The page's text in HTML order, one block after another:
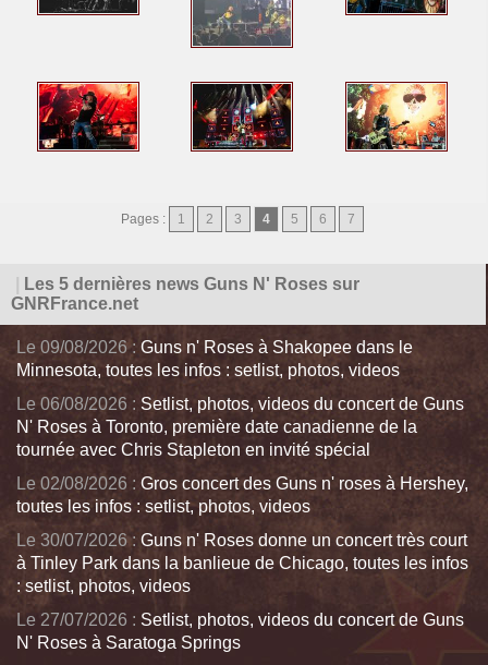
Pages : 1 2 3 4 5 6 7
Les 5 dernières news Guns N' Roses sur
GNRFrance.net
Le 09/08/2026 : Guns n' Roses à Shakopee dans le
Minnesota, toutes les infos : setlist, photos, videos
Le 06/08/2026 : Setlist, photos, videos du concert de Guns
N' Roses à Toronto, première date canadienne de la
tournée avec Chris Stapleton en invité spécial
Le 02/08/2026 : Gros concert des Guns n' roses à Hershey,
toutes les infos : setlist, photos, videos
Le 30/07/2026 : Guns n' Roses donne un concert très court
à Tinley Park dans la banlieue de Chicago, toutes les infos
: setlist, photos, videos
Le 27/07/2026 : Setlist, photos, videos du concert de Guns
N' Roses à Saratoga Springs